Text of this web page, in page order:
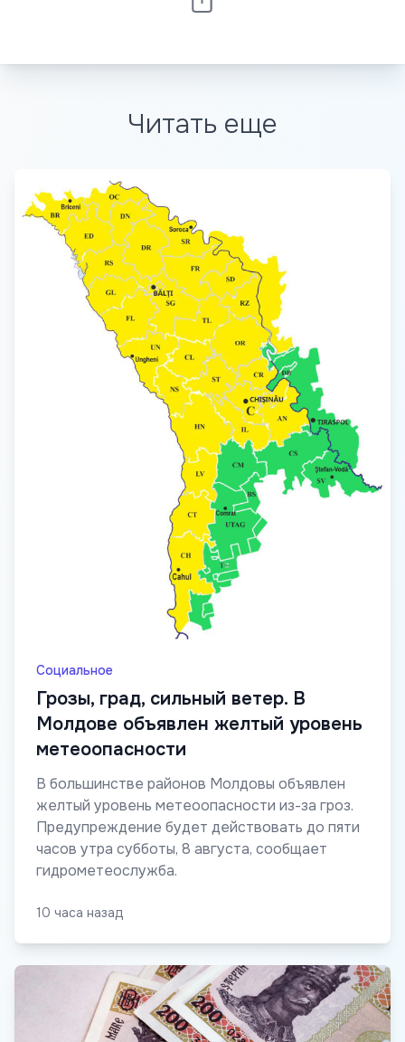
Читать еще
Социальное
Грозы, град, сильный ветер. В
Молдове объявлен желтый уровень
метеоопасности
В большинстве районов Молдовы объявлен
желтый уровень метеоопасности из-за гроз.
Предупреждение будет действовать до пяти
часов утра субботы, 8 августа, сообщает
гидрометеослужба.
10 часа назад